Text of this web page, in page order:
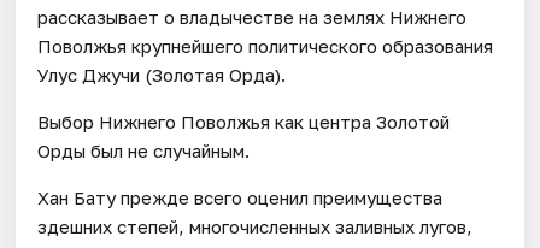
рассказывает о владычестве на землях Нижнего
Поволжья крупнейшего политического образования
Улус Джучи (Золотая Орда).
Выбор Нижнего Поволжья как центра Золотой
Орды был не случайным.
Хан Бату прежде всего оценил преимущества
здешних степей, многочисленных заливных лугов,